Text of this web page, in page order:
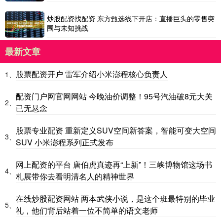
炒股配资找配资 东方甄选线下开店：直播巨头的零售突
围与未知挑战
最新文章
1、 股票配资开户 雷军介绍小米澎程核心负责人
2、
配资门户网官网网站 今晚油价调整！95号汽油破8元大关
已无悬念
3、
股票专业配资 重新定义SUV空间新答案，智能可变大空间
SUV 小米澎程系列正式发布
4、
网上配资的平台 唐伯虎真迹再“上新”！三峡博物馆这场书
札展带你去看明清名人的精神世界
5、
在线炒股配资网站 两本武侠小说，是这个班最特别的毕业
礼，他们背后站着一位不简单的语文老师